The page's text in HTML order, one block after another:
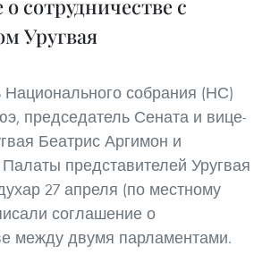
сотрудничестве с
Уругвая
собрания (НС)
председатель Сената и вице-
Беатрис Аргимон и
представителей Уругвая
27 апреля (по местному
соглашение о
между двумя парламентами.